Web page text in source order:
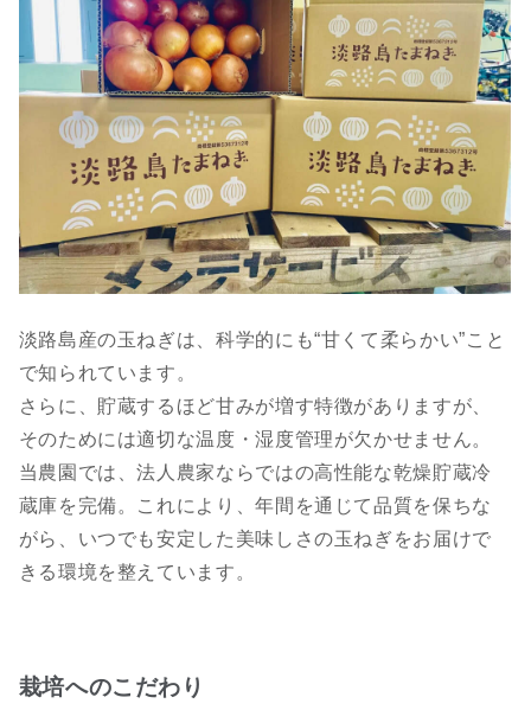
淡路島産の玉ねぎは、科学的にも“甘くて柔らかい”こと
で知られています。
さらに、貯蔵するほど甘みが増す特徴がありますが、
そのためには適切な温度・湿度管理が欠かせません。
当農園では、法人農家ならではの高性能な乾燥貯蔵冷
蔵庫を完備。これにより、年間を通じて品質を保ちな
がら、いつでも安定した美味しさの玉ねぎをお届けで
きる環境を整えています。
栽培へのこだわり